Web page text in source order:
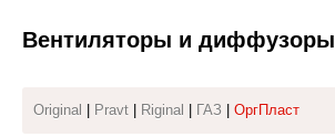
Полезные статьи
Покупка и оплата
Вентиляторы и диффузоры
Original Pravt Riginal ГАЗ ОргПласт